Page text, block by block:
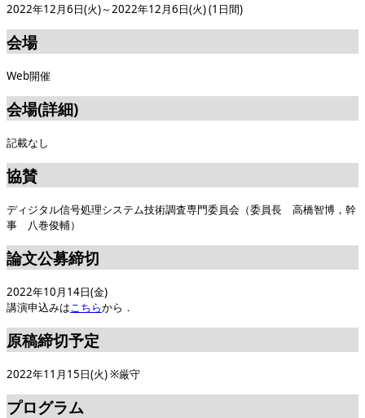
2022年12月6日(火)～2022年12月6日(火) (1日間)
会場
Web開催
会場(詳細)
記載なし
協賛
ディジタル信号処理システム技術調査専門委員会（委員長 高橋智博，幹
事 八巻俊輔）
論文公募締切
2022年10月14日(金)
講演申込みはこちらから．
原稿締切予定
2022年11月15日(火) ※厳守
プログラム